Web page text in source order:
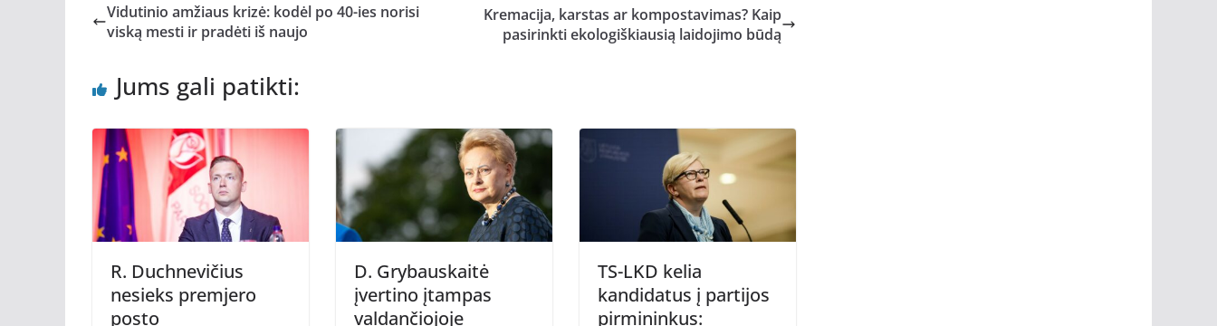
Vidutinio amžiaus krizė: kodėl po 40-ies norisi
viską mesti ir pradėti iš naujo
Kremacija, karstas ar kompostavimas? Kaip
pasirinkti ekologiškiausią laidojimo būdą
Jums gali patikti:
R. Duchnevičius
nesieks premjero
posto
D. Grybauskaitė
įvertino įtampas
valdančiojoje
TS-LKD kelia
kandidatus į partijos
pirmininkus: